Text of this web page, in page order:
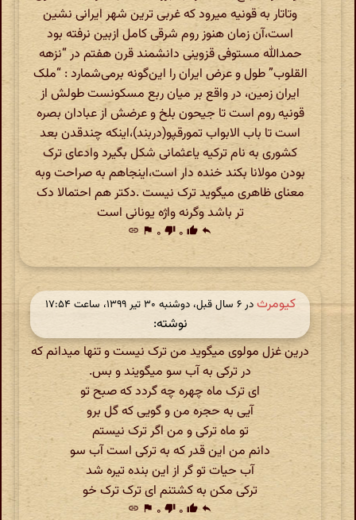
وتاتار به قونیه میرود که غربی ترین شهر ایرانی نشین
است،آن زمان هنوز روم شرقی کامل ازبین نرفته بود
حمدالله مستوفی قزوینی دانشمند قرن هفتم در “نزهه
القلوب” طول و عرض ایران را این‌گونه برمی‌شمارد : “ملک
ایران زمین، در واقع بر میان ربع مسکونست طولش از
قونیه روم است تا جیحون بلخ و عرضش از عبادان بصره
است تا باب الابواب تمورقپو(دربند)،اینکه چندقدن بعد
کشوری به نام ترکیه یاعثمانی شکل بگیرد وادعای ترک
بودن مولانا بکند خنده دار است،اینجاهم به صراحت وبه
معنای ظاهری میگوید ترک نیست .دکتر هم احتمالا دک
تر باشد وگرنه واژه یونانی است
reply
thumb_up ۰ thumb_down ۰ flag
link
کیومرث در ‫۶ سال قبل، دوشنبه ۳۰ تیر ۱۳۹۹، ساعت ۱۷:۵۴
نوشته:
درین غزل مولوی میگوید من ترک نیست و تنها میدانم که
در ترکی به آب سو میگویند و بس.
ای ترک ماه چهره چه گردد که صبح تو
آیی به حجره من و گویی که گل برو
تو ماه ترکی و من اگر ترک نیستم
دانم من این قدر که به ترکی است آب سو
آب حیات تو گر از این بنده تیره شد
ترکی مکن به کشتنم ای ترک ترک خو
reply
thumb_up ۰ thumb_down ۰ flag
link